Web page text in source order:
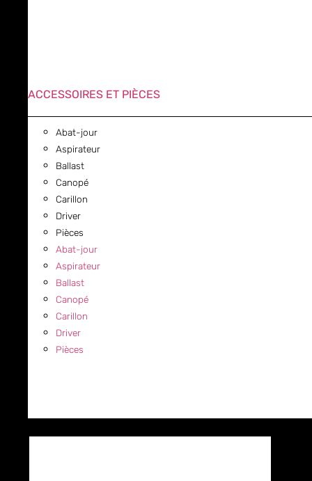
ACCESSOIRES ET PIÈCES
Abat-jour
Aspirateur
Ballast
Canopé
Carillon
Driver
Pièces
Abat-jour
Aspirateur
Ballast
Canopé
Carillon
Driver
Pièces